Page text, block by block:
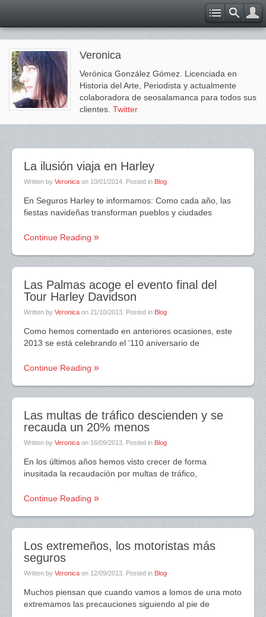
Veronica
Verónica González Gómez. Licenciada en
Historia del Arte, Periodista y actualmente
colaboradora de seosalamanca para todos sus
clientes. Twitter
La ilusión viaja en Harley
Written by Veronica on 10/01/2014 . Posted in Blog
En Seguros Harley te informamos: Como cada año, las
fiestas navideñas transforman pueblos y ciudades
Continue Reading
Las Palmas acoge el evento final del
Tour Harley Davidson
Written by Veronica on 21/10/2013 . Posted in Blog
Como hemos comentado en anteriores ocasiones, este
2013 se está celebrando el ‘110 aniversario de
Continue Reading
Las multas de tráfico descienden y se
recauda un 20% menos
Written by Veronica on 16/09/2013 . Posted in Blog
En los últimos años hemos visto crecer de forma
inusitada la recaudación por multas de tráfico,
Continue Reading
Los extremeños, los motoristas más
seguros
Written by Veronica on 12/09/2013 . Posted in Blog
Muchos piensan que cuando vamos a lomos de una moto
extremamos las precauciones siguiendo al pie de